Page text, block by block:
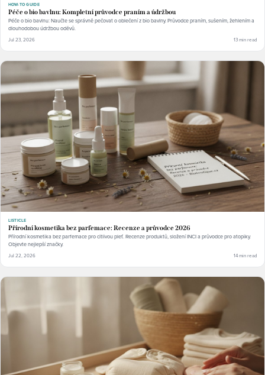
HOW-TO GUIDE
Péče o bio bavlnu: Kompletní průvodce praním a údržbou
Péče o bio bavlnu: Naučte se správně pečovat o oblečení z bio bavlny. Průvodce praním, sušením, žehlením a
dlouhodobou údržbou oděvů.
Jul 23, 2026 13 min read
LISTICLE
Přírodní kosmetika bez parfemace: Recenze a průvodce 2026
Přírodní kosmetika bez parfemace pro citlivou pleť. Recenze produktů, složení INCI a průvodce pro atopiky.
Objevte nejlepší značky.
Jul 22, 2026 14 min read